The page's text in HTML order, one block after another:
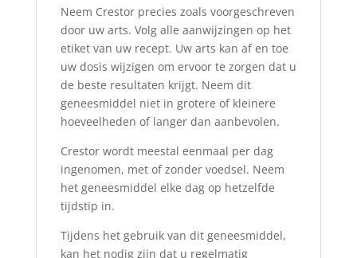
Neem Crestor precies zoals voorgeschreven
door uw arts. Volg alle aanwijzingen op het
etiket van uw recept. Uw arts kan af en toe
uw dosis wijzigen om ervoor te zorgen dat u
de beste resultaten krijgt. Neem dit
geneesmiddel niet in grotere of kleinere
hoeveelheden of langer dan aanbevolen.
Crestor wordt meestal eenmaal per dag
ingenomen, met of zonder voedsel. Neem
het geneesmiddel elke dag op hetzelfde
tijdstip in.
Tijdens het gebruik van dit geneesmiddel,
kan het nodig zijn dat u regelmatig